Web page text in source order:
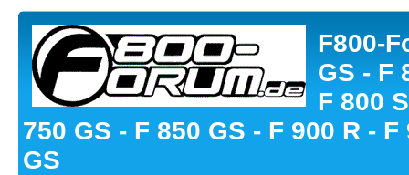
F800-
GS - F
F 800
750 GS - F 850 GS - F 900 R - F
GS